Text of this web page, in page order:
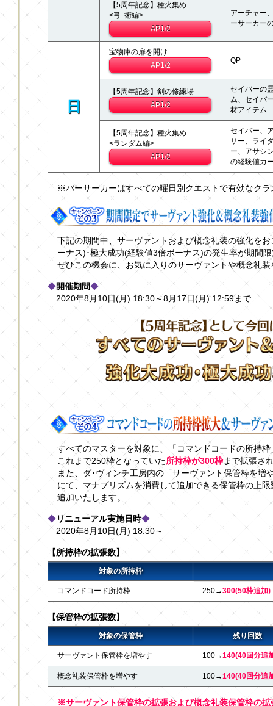
【5周年記念】種火集め
<弓･術編>
AP1/2
アーチャー
ーサーカー
日
宝物庫の扉を開け
AP1/2
QP
【5周年記念】剣の修練場
AP1/2
セイバーの
ム、セイバ
材アイテム
【5周年記念】種火集め
<ランダム編>
AP1/2
セイバー、
サー、ライ
ー、アサシ
の経験値カ
※バーサーカーはすべての曜日別クエストで有効なクラ
下記の期間中、サーヴァントおよび概念礼装の強化を
ーナス)･極大成功(経験値3倍ボーナス)の発生率が期間
ぜひこの機会に、お気に入りのサーヴァントや概念礼
◆開催期間◆
2020年8月10日(月) 18:30～8月17日(月) 12:59まで
すべてのマスターを対象に、「コマンドコードの所持枠
これまで250枠となっていた所持枠が300枠まで拡張さ
また、ダ･ヴィンチ工房内の「サーヴァント保管枠を増
にて、マナプリズムを消費して追加できる保管枠の上
追加いたします。
◆リニューアル実施日時◆
2020年8月10日(月) 18:30～
【所持枠の拡張数】
対象の所持枠
コマンドコード所持枠 250→300(50枠追加)
【保管枠の拡張数】
対象の保管枠 残り回数
サーヴァント保管枠を増やす 100→140(40回分追
概念礼装保管枠を増やす 100→140(40回分追
※サーヴァント保管枠の拡張および概念礼装保管枠の